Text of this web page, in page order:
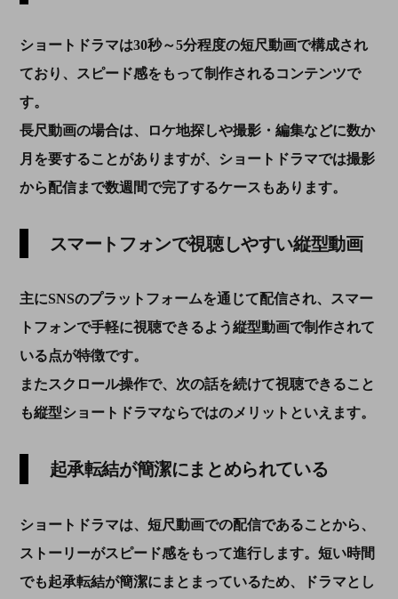
ショートドラマは30秒～5分程度の短尺動画で構成され
ており、スピード感をもって制作されるコンテンツで
す。
長尺動画の場合は、ロケ地探しや撮影・編集などに数か
月を要することがありますが、ショートドラマでは撮影
から配信まで数週間で完了するケースもあります。
スマートフォンで視聴しやすい縦型動画
主にSNSのプラットフォームを通じて配信され、スマー
トフォンで手軽に視聴できるよう縦型動画で制作されて
いる点が特徴です。
またスクロール操作で、次の話を続けて視聴できること
も縦型ショートドラマならではのメリットといえます。
起承転結が簡潔にまとめられている
ショートドラマは、短尺動画での配信であることから、
ストーリーがスピード感をもって進行します。短い時間
でも起承転結が簡潔にまとまっているため、ドラマとし